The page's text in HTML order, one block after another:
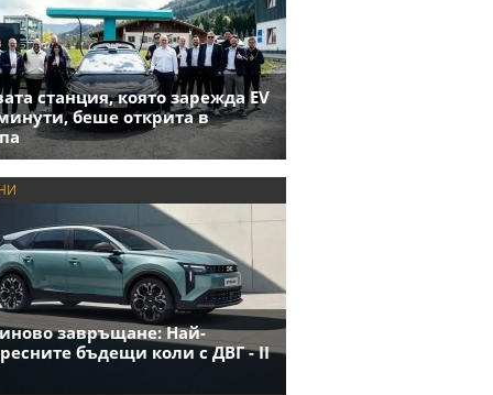
станция, която зарежда EV
беше открита в
завръщане: Най-
бъдещи коли с ДВГ - II